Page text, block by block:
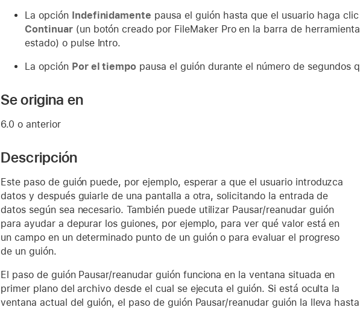
La opción Indefinidamente pausa el guión hasta que el usuario haga
Continuar(un botón creado por FileMaker Pro en la barra de
estado) o pulse Intro.
La opción Por el tiempo pausa el guión durante el número de segundos
Se origina en
6.0 o anterior
Descripción
Este paso de guión puede, por ejemplo, esperar a que el usuario introduzca
datos y después guiarle de una pantalla a otra, solicitando la entrada de
datos según sea necesario. También puede utilizar Pausar/reanudar guión
para ayudar a depurar los guiones, por ejemplo, para ver qué valor está en
un campo en un determinado punto de un guión o para evaluar el progreso
de un guión.
El paso de guión Pausar/reanudar guión funciona en la ventana situada en
primer plano del archivo desde el cual se ejecuta el guión. Si está oculta la
ventana actual del guión, el paso de guión Pausar/reanudar guión la lleva